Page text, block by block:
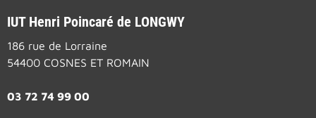
IUT Henri Poincaré de LONGWY
186 rue de Lorraine
54400 COSNES ET ROMAIN
03 72 74 99 00